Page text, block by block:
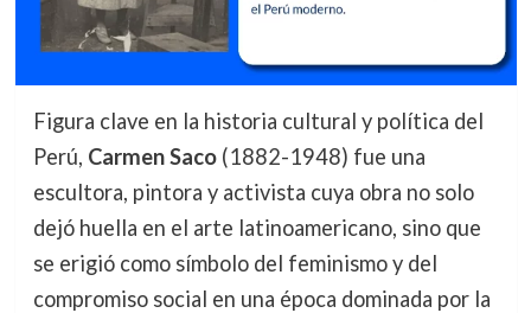
Figura clave en la historia cultural y política del
Perú, Carmen Saco(1882-1948) fue una
escultora, pintora y activista cuya obra no solo
dejó huella en el arte latinoamericano, sino que
se erigió como símbolo del feminismo y del
compromiso social en una época dominada por la